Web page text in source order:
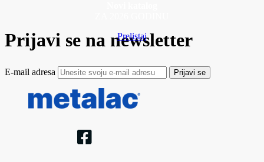
Prelistaj
Prijavi se na newsletter
E-mail adresa Prijavi se